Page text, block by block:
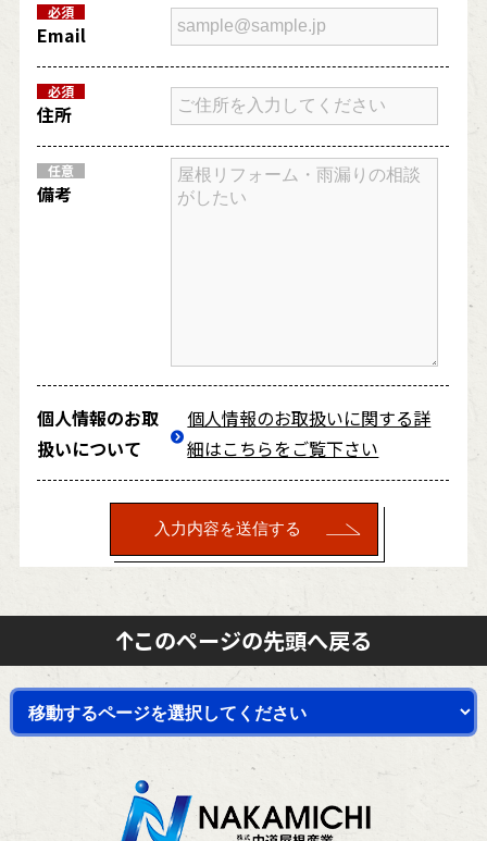
必須
Email
必須
住所
任意
備考
個人情報のお取
扱いについて
個人情報のお取扱いに関する詳
細はこちらをご覧下さい
このページの先頭へ戻る